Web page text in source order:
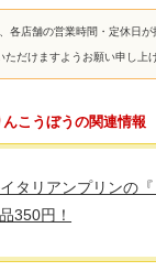
各店舗の営業時間・定休日
だけますようお願い申し上
こうぼうの関連情報
タリアンプリンの
350円！